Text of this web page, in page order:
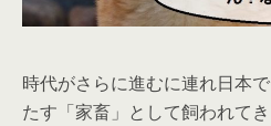
時代がさらに進むに連れ日本
たす「家畜」として飼われて